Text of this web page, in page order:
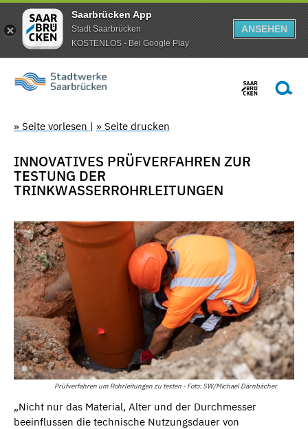
Saarbrücken App
Stadt Saarbrücken
KOSTENLOS - Bei Google Play
ANSEHEN
» Seite vorlesen | » Seite drucken
INNOVATIVES PRÜFVERFAHREN ZUR
TESTUNG DER
TRINKWASSERROHRLEITUNGEN
Prüfverfahren um Rohrleitungen zu testen - Foto: SW/Michael Därnbächer
„Nicht nur das Material, Alter und der Durchmesser
beeinflussen die technische Nutzungsdauer von